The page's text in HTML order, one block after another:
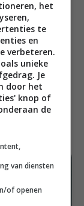
tahin,
en het grof
malen in een
Voeg water
dressing
en peper.
de pitachips
het
te
en
verbeteren.
unieke
Je
door het
knop of
de
van diensten
of openen